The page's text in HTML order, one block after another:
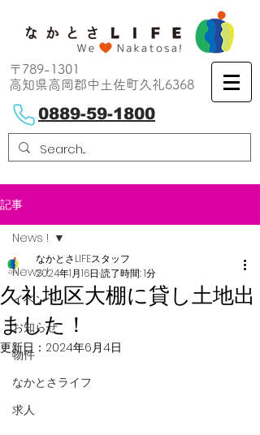
〒789-1301
高知県高岡郡中土佐町久礼6368
0889-59-1800
記事
News !
イベント
お知らせ
物件
なかとさライフ
求人
News !
久礼地区大棚に貸し土地出
ました！
なかとさLIFEスタッフ
2024年1月16日 読了時間: 1分
更新日： 2024年6月4日